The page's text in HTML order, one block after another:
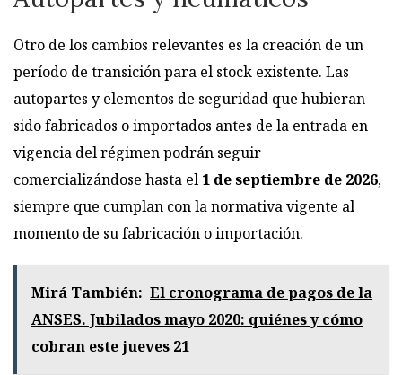
Otro de los cambios relevantes es la creación de un
período de transición para el stock existente. Las
autopartes y elementos de seguridad que hubieran
sido fabricados o importados antes de la entrada en
vigencia del régimen podrán seguir
comercializándose hasta el 1 de septiembre de 2026,
siempre que cumplan con la normativa vigente al
momento de su fabricación o importación.
Mirá También: El cronograma de pagos de la
ANSES. Jubilados mayo 2020: quiénes y cómo
cobran este jueves 21